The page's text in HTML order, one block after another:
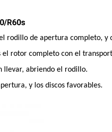
R60s
rodillo de apertura completo, y
el rotor completo con el
llevar, abriendo el rodillo.
y los discos favorables.